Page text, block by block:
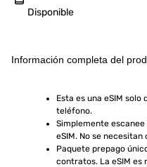
Disponible
Información completa del
Esta es una eSIM
teléfono.
Simplemente
eSIM. No se
Paquete prepago
contratos. La eSIM es